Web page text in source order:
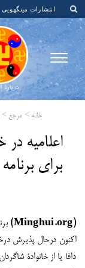
انتشارات مینگهویی
خانه > مرجع >
اعلامیه
برای
(Minghui.org)
اکنون درحال پذیرش
دافا یا از خانوادۀ